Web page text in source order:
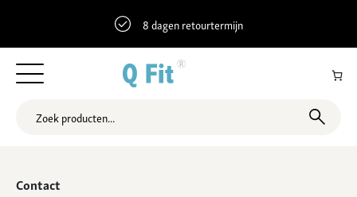
8 dagen retourtermijn
51.4944608 4.2931962 Wassenaarstraat 19, Bergen op Zoom,
Nederland
Contact